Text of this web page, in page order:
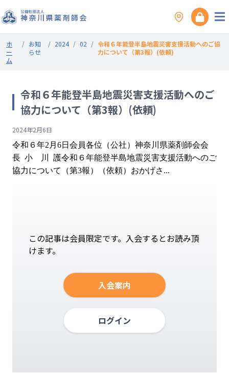
ホ
ー
ム
/ お知
らせ
/ 2024 / 02 / 令和６年能登半島地震災害支援活動へのご協
力について（第3報）(依頼)
令和６年能登半島地震災害支援活動へのご
協力について（第3報）(依頼)
2024年2月6日
令和６年2月6日会員各位（公社）神奈川県薬剤師会会
長 小 川 護令和６年能登半島地震災害支援活動へのご
協力について（第3報）（依頼）おかげさ...
この記事は会員限定です。入会するとお読み頂
けます。
入会案内
ログイン